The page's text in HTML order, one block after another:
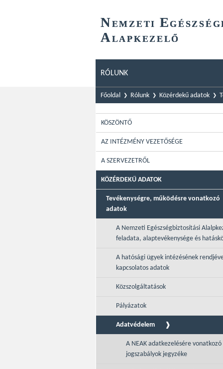
NEMZETI E
ALAPKEZELŐ
RÓLUNK
Főoldal Rólunk Közérdekű adatok
KÖSZÖNTŐ
AZ INTÉZMÉNY VEZETŐSÉGE
A SZERVEZETRŐL
KÖZÉRDEKŰ ADATOK
Tevékenységre, működésre vonatkozó
adatok
A Nemzeti Egészségbiztosítási
feladata, alaptevékenysége és
A hatósági ügyek intézésének
kapcsolatos adatok
Közszolgáltatások
Pályázatok
Adatvédelem
A NEAK adatkezelésére vonatkozó
jogszabályok jegyzéke